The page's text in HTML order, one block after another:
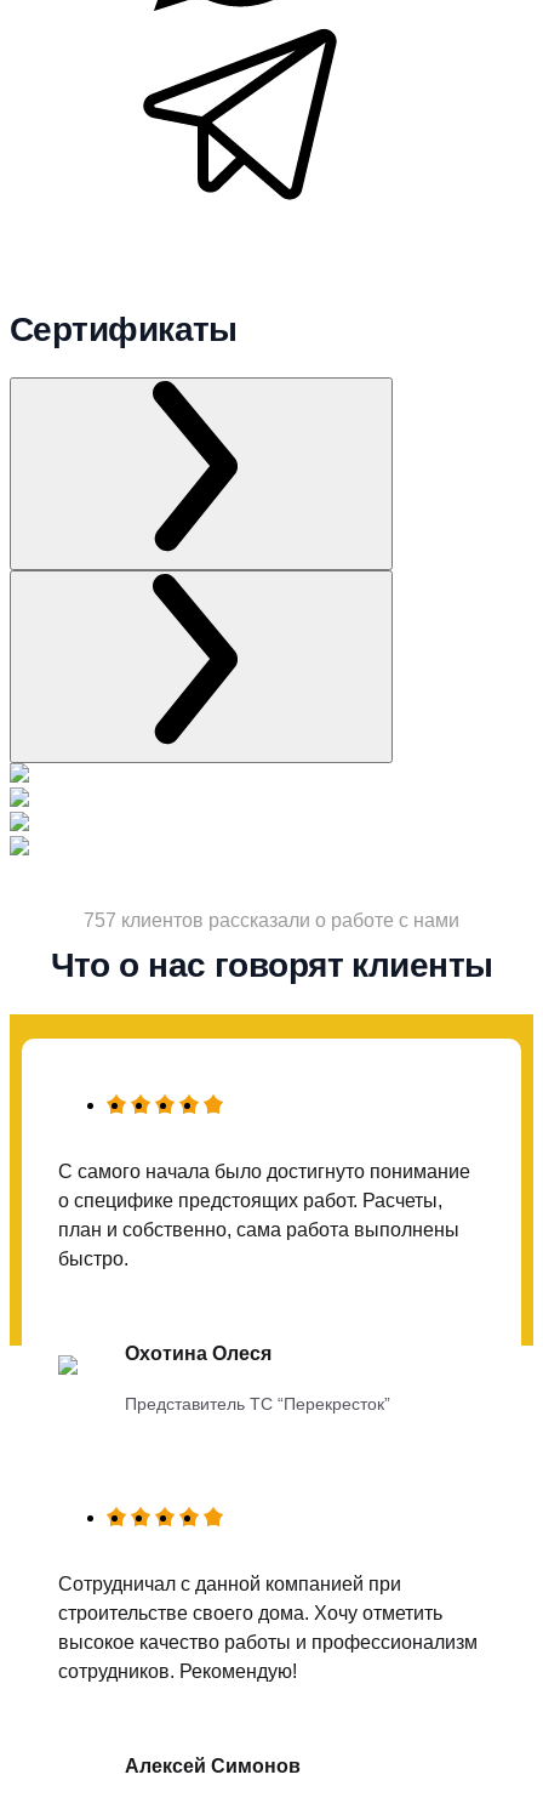
Сертификаты
757 клиентов рассказали о работе с нами
Что о нас говорят клиенты
С самого начала было достигнуто понимание
о специфике предстоящих работ. Расчеты,
план и собственно, сама работа выполнены
быстро.
Охотина Олеся
Представитель ТС “Перекресток”
Сотрудничал с данной компанией при
строительстве своего дома. Хочу отметить
высокое качество работы и профессионализм
сотрудников. Рекомендую!
Алексей Симонов